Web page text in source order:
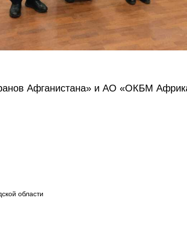
Афганистана» и АО «ОКБМ
области